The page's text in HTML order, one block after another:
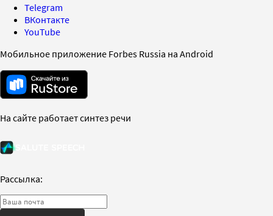
Telegram
ВКонтакте
YouTube
Мобильное приложение Forbes Russia на Android
На сайте работает синтез речи
Рассылка: